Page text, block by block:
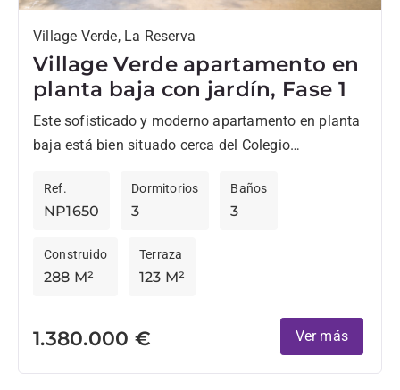
Village Verde, La Reserva
Village Verde apartamento en
planta baja con jardín, Fase 1
Este sofisticado y moderno apartamento en planta
baja está bien situado cerca del Colegio
club de La...
NP1650
Ref.
3
Dormitorios
3
Baños
288 M²
Construido
123 M²
Terraza
1.380.000 € Ver más